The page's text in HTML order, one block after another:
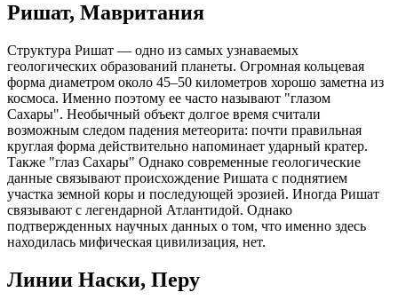
Ришат, Мавритания
Структура Ришат — одно из самых узнаваемых
геологических образований планеты. Огромная кольцевая
форма диаметром около 45–50 километров хорошо заметна из
космоса. Именно поэтому ее часто называют "глазом
Сахары". Необычный объект долгое время считали
возможным следом падения метеорита: почти правильная
круглая форма действительно напоминает ударный кратер.
Также "глаз Сахары" Однако современные геологические
данные связывают происхождение Ришата с поднятием
участка земной коры и последующей эрозией. Иногда Ришат
связывают с легендарной Атлантидой. Однако
подтвержденных научных данных о том, что именно здесь
находилась мифическая цивилизация, нет.
Линии Наски, Перу